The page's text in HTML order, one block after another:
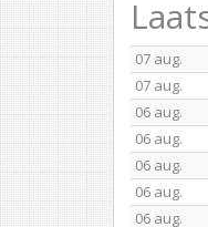
07 aug.
07 aug.
06 aug.
06 aug.
06 aug.
06 aug.
06 aug.